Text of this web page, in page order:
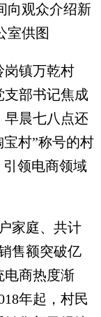
向观众介绍新
室供图
镇万乾村
支部书记焦成
早晨七八点还
村”称号的村
领电商领域
家庭、共计
售额突破亿
电商热度渐
年起，村民